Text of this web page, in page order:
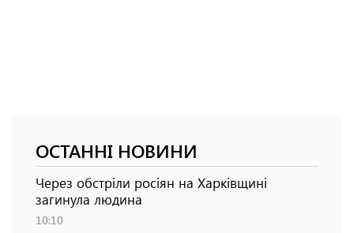
ОСТАННІ НОВИНИ
Через обстріли росіян на Харківщині
загинула людина
10:10